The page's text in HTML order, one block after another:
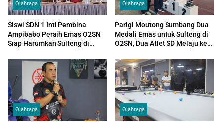
Olahraga
Siswi SDN 1 Inti Pembina
Ampibabo Peraih Emas O2SN
Siap Harumkan Sulteng di
Olahraga
Parigi Moutong Sumbang Dua
Medali Emas untuk Sulteng di
O2SN, Dua Atlet SD Melaju ke
Olahraga Olahraga